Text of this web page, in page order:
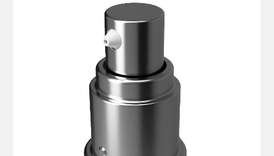
使用用途から選ぶ